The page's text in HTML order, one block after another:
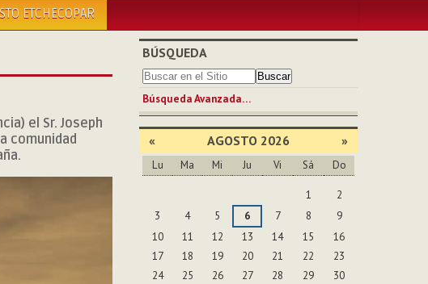
ETCHECOPAR
el Sr. Joseph
comunidad
BÚSQUEDA
Búsqueda Avanzada…
« AGOSTO 2026 »
Lu Ma Mi Ju Vi Sá Do
1
2
3
4 5 6 7 8
9
10
11 12 13 14 15
16
17
18 19 20 21 22
23
24
25 26 27 28 29
30